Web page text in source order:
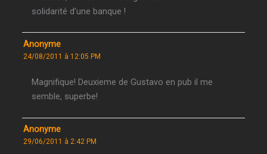
solidarité d’une banque !
Anonyme
24/08/2011 à 12:05 PM
Magnifique! Deuxieme de Gustavo en pub il me
semble, superbe!
Anonyme
29/06/2011 à 2:42 PM